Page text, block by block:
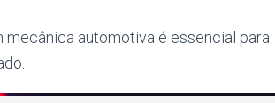
automotiva é essencial para